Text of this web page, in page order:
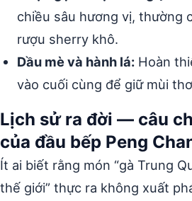
chiều sâu hương vị, thường
rượu sherry khô.
Dầu mè và hành lá: Hoàn
vào cuối cùng để giữ mùi
Lịch sử ra đời — câu
của đầu bếp Peng
Ít ai biết rằng món “gà Trung
thế giới” thực ra không xuất